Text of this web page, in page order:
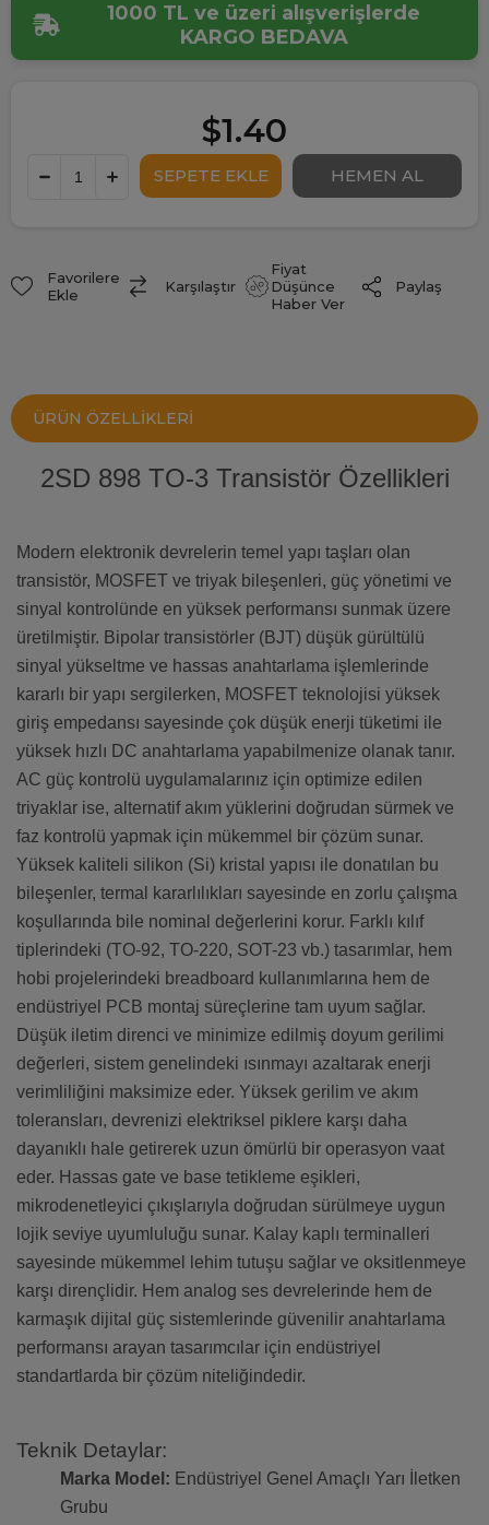
1000 TL ve üzeri alışverişlerde
KARGO BEDAVA
$1.40
Favorilere
Ekle
Karşılaştır
Fiyat
Düşünce
Haber Ver
Paylaş
ÜRÜN ÖZELLIKLERI
2SD 898 TO-3 Transistör Özellikleri
Modern elektronik devrelerin temel yapı taşları olan
transistör, MOSFET ve triyak bileşenleri, güç yönetimi ve
sinyal kontrolünde en yüksek performansı sunmak üzere
üretilmiştir. Bipolar transistörler (BJT) düşük gürültülü
sinyal yükseltme ve hassas anahtarlama işlemlerinde
kararlı bir yapı sergilerken, MOSFET teknolojisi yüksek
giriş empedansı sayesinde çok düşük enerji tüketimi ile
yüksek hızlı DC anahtarlama yapabilmenize olanak tanır.
AC güç kontrolü uygulamalarınız için optimize edilen
triyaklar ise, alternatif akım yüklerini doğrudan sürmek ve
faz kontrolü yapmak için mükemmel bir çözüm sunar.
Yüksek kaliteli silikon (Si) kristal yapısı ile donatılan bu
bileşenler, termal kararlılıkları sayesinde en zorlu çalışma
koşullarında bile nominal değerlerini korur. Farklı kılıf
tiplerindeki (TO-92, TO-220, SOT-23 vb.) tasarımlar, hem
hobi projelerindeki breadboard kullanımlarına hem de
endüstriyel PCB montaj süreçlerine tam uyum sağlar.
Düşük iletim direnci ve minimize edilmiş doyum gerilimi
değerleri, sistem genelindeki ısınmayı azaltarak enerji
verimliliğini maksimize eder. Yüksek gerilim ve akım
toleransları, devrenizi elektriksel piklere karşı daha
dayanıklı hale getirerek uzun ömürlü bir operasyon vaat
eder. Hassas gate ve base tetikleme eşikleri,
mikrodenetleyici çıkışlarıyla doğrudan sürülmeye uygun
lojik seviye uyumluluğu sunar. Kalay kaplı terminalleri
sayesinde mükemmel lehim tutuşu sağlar ve oksitlenmeye
karşı dirençlidir. Hem analog ses devrelerinde hem de
karmaşık dijital güç sistemlerinde güvenilir anahtarlama
performansı arayan tasarımcılar için endüstriyel
standartlarda bir çözüm niteliğindedir.
Teknik Detaylar:
Marka Model: Endüstriyel Genel Amaçlı Yarı İletken
Grubu